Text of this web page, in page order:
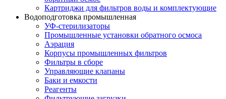
Картриджи для фильтров воды и комплектующие
Водоподготовка промышленная
УФ-стерилизаторы
Промышленные установки обратного осмоса
Аэрация
Корпусы промышленных фильтров
Фильтры в сборе
Управляющие клапаны
Баки и емкости
Реагенты